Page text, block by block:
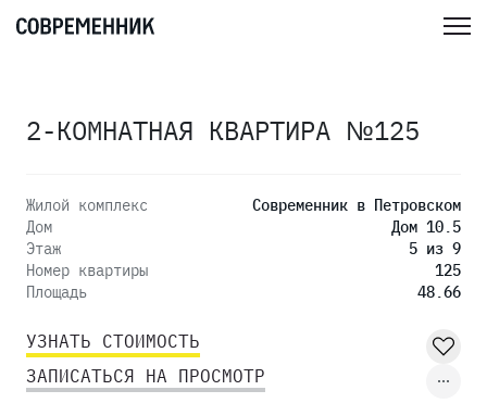
2-КОМНАТНАЯ КВАРТИРА №125
Жилой комплекс
Современник в Петровском
Дом
Дом 10.5
Этаж
5 из 9
Номер квартиры
125
Площадь
48.66
УЗНАТЬ СТОИМОСТЬ
ЗАПИСАТЬСЯ НА ПРОСМОТР